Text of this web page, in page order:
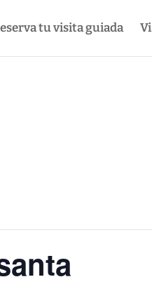
tu visita guiada